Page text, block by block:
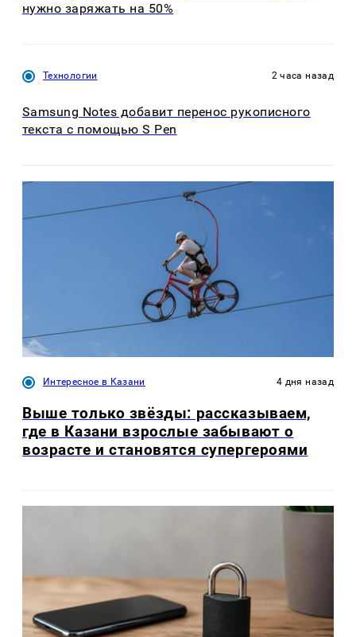
нужно заряжать на 50%
Технологии 2 часа назад
Samsung Notes добавит перенос рукописного
текста с помощью S Pen
Интересное в Казани 4 дня назад
Выше только звёзды: рассказываем,
где в Казани взрослые забывают о
возрасте и становятся супергероями